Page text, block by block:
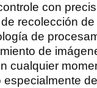
con
recolección
de
de
cualquier
especialmente